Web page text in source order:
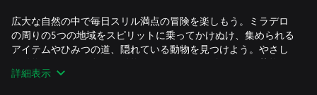
広大な自然の中で毎日スリル満点の冒険を楽しもう。ミラデロ
の周りの5つの地域をスピリットに乗ってかけぬけ、集められる
アイテムやひみつの道、隠れている動物を見つけよう。やさし
い動物もいれば、危険な動物もいるから気を付けてね。荷物の
速達や動物の救出など、お仕事を引き受けて、町に住むみんな
詳細表示